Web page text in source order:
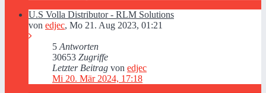
U.S Volla Distributor - RLM Solutions
von edjec, Mo 21. Aug 2023, 01:21
5 Antworten
30653 Zugriffe
Letzter Beitrag von edjec
Mi 20. Mär 2024, 17:18